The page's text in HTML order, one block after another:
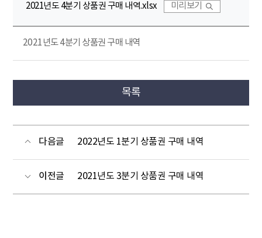
2021년도 4분기 상품권 구매 내역.xlsx 미리보기
2021년도 4분기 상품권 구매 내역
목록
다음글 2022년도 1분기 상품권 구매 내역
이전글 2021년도 3분기 상품권 구매 내역